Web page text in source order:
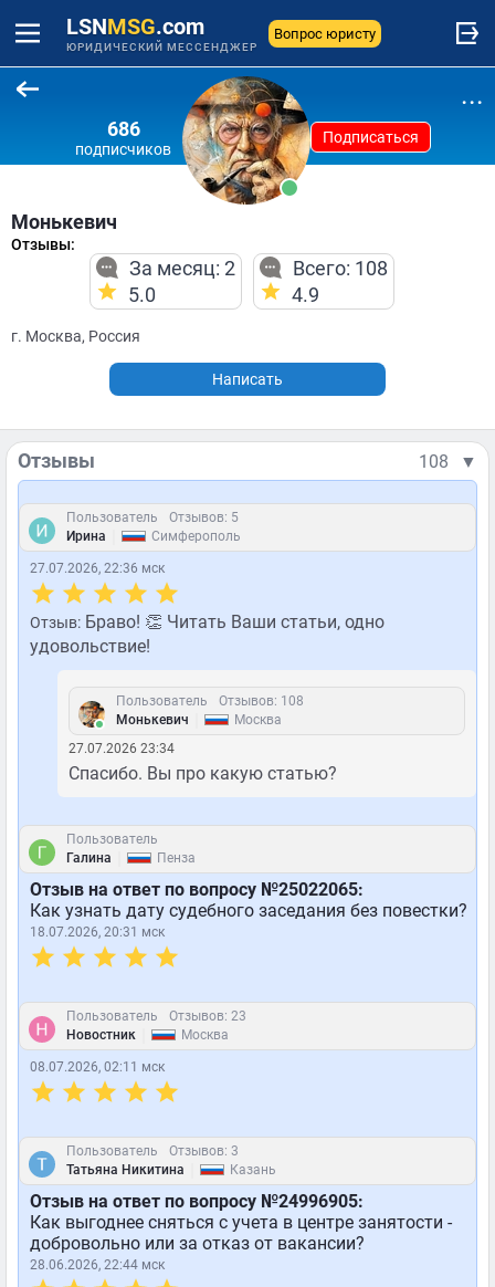
LSNMSG.com
ЮРИДИЧЕСКИЙ МЕССЕНДЖЕР
Вопрос юристу
686
подписчиков
Подписаться
...
Монькевич
Отзывы:
За месяц: 2
5.0
Всего: 108
4.9
г. Москва, Россия
Написать
Отзывы 108 ▼
Пользователь
Отзывов: 5
Ирина
Симферополь
27.07.2026, 22:36 мск
Отзыв: Браво! 👏 Читать Ваши статьи, одно
удовольствие!
Пользователь
Отзывов: 108
Монькевич
Москва
27.07.2026 23:34
Спасибо. Вы про какую статью?
Пользователь
Галина
Пенза
Отзыв на ответ по вопросу №25022065:
Как узнать дату судебного заседания без повестки?
18.07.2026, 20:31 мск
Пользователь
Отзывов: 23
Новостник
Москва
08.07.2026, 02:11 мск
Пользователь
Отзывов: 3
Татьяна Никитина
Казань
Отзыв на ответ по вопросу №24996905:
Как выгоднее сняться с учета в центре занятости -
добровольно или за отказ от вакансии?
28.06.2026, 22:44 мск